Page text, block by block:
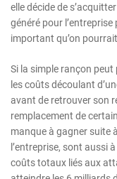
elle décide de
généré pour
important qu’on
Si la simple rançon
les coûts découlant
avant de retrouver son
remplacement de
manque à gagner suite
l’entreprise, sont aussi
coûts totaux liés aux